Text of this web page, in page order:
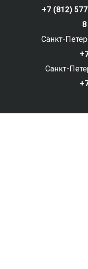
+7 (812)
Санкт-
Санкт-